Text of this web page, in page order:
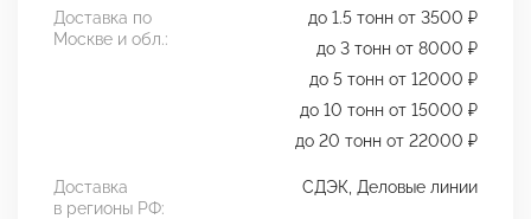
Доставка по
Москве и обл.:
до 1.5 тонн от 3500 ₽
до 3 тонн от 8000 ₽
до 5 тонн от 12000 ₽
до 10 тонн от 15000 ₽
до 20 тонн от 22000 ₽
Доставка
в регионы РФ:
СДЭК, Деловые линии